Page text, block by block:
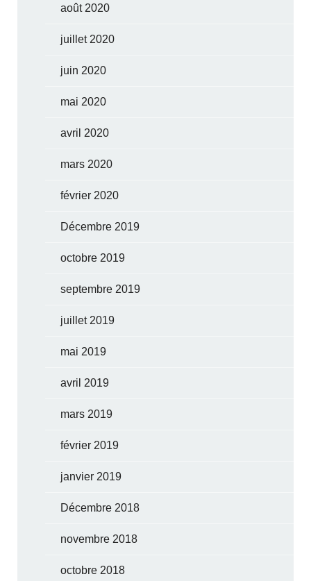
août 2020
juillet 2020
juin 2020
mai 2020
avril 2020
mars 2020
février 2020
Décembre 2019
octobre 2019
septembre 2019
juillet 2019
mai 2019
avril 2019
mars 2019
février 2019
janvier 2019
Décembre 2018
novembre 2018
octobre 2018